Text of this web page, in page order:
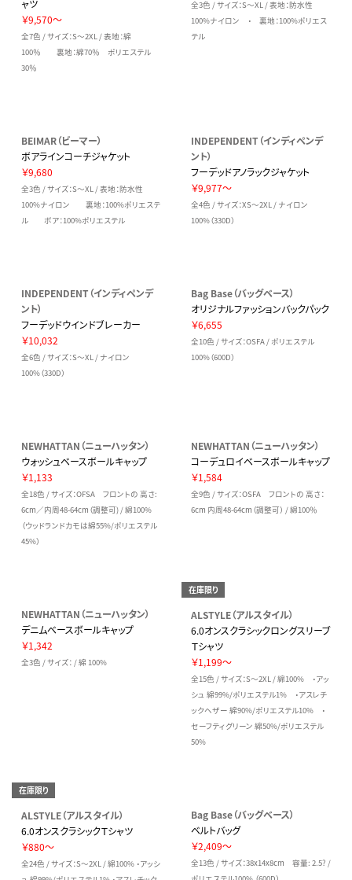
ャツ
￥9,570～
全7色 / サイズ：S～2XL / 表地：綿
100％ 裏地：綿70％ ポリエステル
30％
全3色 / サイズ：S～XL / 表地：防水性
100%ナイロン ・ 裏地：100%ポリエス
テル
BEIMAR（ビーマー）
ボアラインコーチジャケット
￥9,680
全3色 / サイズ：S～XL / 表地：防水性
100%ナイロン 裏地：100%ポリエステ
ル ボア：100%ポリエステル
INDEPENDENT（インディペンデ
ント）
フーデッドアノラックジャケット
￥9,977～
全4色 / サイズ：XS～2XL / ナイロン
100%（330D）
INDEPENDENT（インディペンデ
ント）
フーデッドウインドブレーカー
￥10,032
全6色 / サイズ：S～XL / ナイロン
100%（330D）
Bag Base（バッグベース）
オリジナルファッションバックパック
￥6,655
全10色 / サイズ：OSFA / ポリエステル
100%（600D）
NEWHATTAN（ニューハッタン）
ウォッシュベースボールキャップ
￥1,133
全18色 / サイズ：OFSA フロントの 高さ:
6cm／内周48-64cm（調整可) / 綿100%
（ウッドランドカモは綿55%/ポリエステル
45%）
NEWHATTAN（ニューハッタン）
コーデュロイベースボールキャップ
￥1,584
全9色 / サイズ：OSFA フロントの 高さ：
6cm 内周48-64cm（調整可） / 綿100％
NEWHATTAN（ニューハッタン）
デニムベースボールキャップ
￥1,342
全3色 / サイズ： / 綿 100%
在庫限り
ALSTYLE（アルスタイル）
6.0オンスクラシックロングスリーブ
Ｔシャツ
￥1,199～
全15色 / サイズ：S～2XL / 綿100% ・アッ
シュ 綿99%/ポリエステル1% ・アスレチ
ックヘザー 綿90%/ポリエステル10% ・
セーフティグリーン 綿50%/ポリエステル
50%
在庫限り
ALSTYLE（アルスタイル）
6.0オンスクラシックＴシャツ
￥880～
全24色 / サイズ：S～2XL / 綿100% ・アッシ
Bag Base（バッグベース）
ベルトバッグ
￥2,409～
全13色 / サイズ：38x14x8cm 容量: 2.5? /